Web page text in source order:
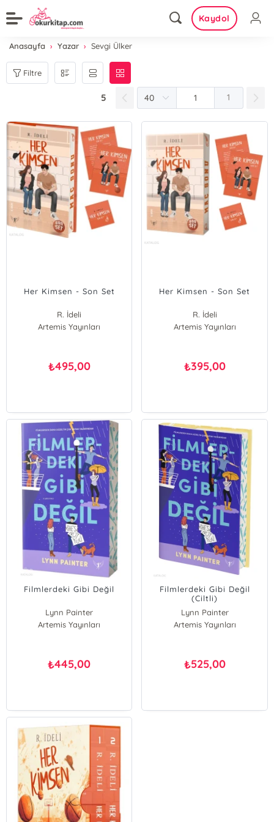
Kaydol
Anasayfa Yazar Sevgi Ülker
Filtre
5 1
Her Kimsen - Son Set
R. İdeli
Artemis Yayınları
₺495,00
Her Kimsen - Son Set
R. İdeli
Artemis Yayınları
₺395,00
Filmlerdeki Gibi Değil
Lynn Painter
Artemis Yayınları
₺445,00
Filmlerdeki Gibi Değil
(Ciltli)
Lynn Painter
Artemis Yayınları
₺525,00